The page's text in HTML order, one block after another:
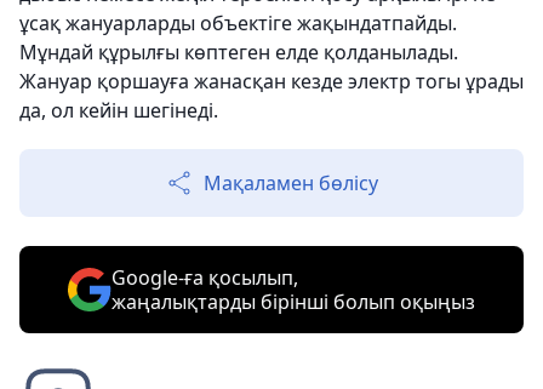
ұсақ жануарларды объектіге жақындатпайды.
Мұндай құрылғы көптеген елде қолданылады.
Жануар қоршауға жанасқан кезде электр тогы ұрады
да, ол кейін шегінеді.
Мақаламен бөлісу
Google-ға қосылып,
жаңалықтарды бірінші болып оқыңыз